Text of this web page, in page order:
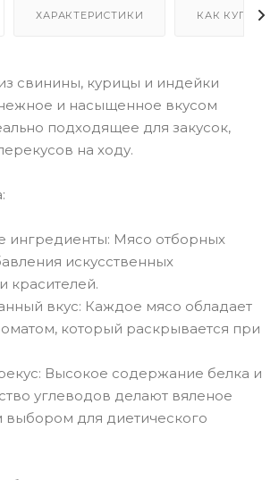
ХАРАКТЕРИСТИКИ КАК КУПИТЬ
свинины, курицы и индейки
и насыщенное вкусом
подходящее для закусок,
на ходу.
ингредиенты: Мясо отборных
искусственных
красителей.
вкус: Каждое мясо обладает
который раскрывается при
Высокое содержание белка и
углеводов делают вяленое
выбором для диетического